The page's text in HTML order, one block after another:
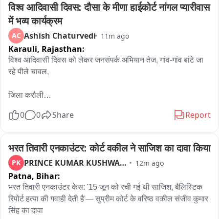
विश्व आदिवासी दिवस: दौसा के मीणा हाईकोर्ट नांगल प्यारीवास
में भव्य कार्यक्रम
AC Ashish Chaturvedi 11m ago
Karauli, Rajasthan:
विश्व आदिवासी दिवस को लेकर जनसंपर्क अभियान तेज, गांव-गांव बांटे जा
रहे पीले चावल,
जिला करौली
पर हैं। भाजपा नेता प्रताप पाकड़ के नेतृत्व में युवा कार्यकर्ता गांव-गांव
पहुंचकर लोगों को कार्यक्रम में शामिल होने का निमंत्रण दे रहे हैं। आगामी 9
अगस्त को दौसा जिले के मीणा हाईकोर्ट नांगल प्यारीवास में आयोजित होने
वाले समारोह को लेकर व्यापक जनसंपर्क अभियान चलाया जा रहा है।
सपोटरा क्षेत्र के विभिन्न गांवों में विश्व आदिवासी दिवस को लेकर उत्साह का
माहौल देखने को मिल रहा है। भाजपा नेता प्रताप पाकड़ के नेतृत्व में युवाओं
0 0 Share Report
भरत तिवारी एनकाउंटर: कोर्ट वकील ने साजिश का दावा किया
PK PRINCE KUMAR KUSHWAHA 12m ago
Patna, Bihar:
भरत तिवारी एनकाउंटर केस: '15 जून को रची गई थी साजिश, बैलिस्टिक
रिपोर्ट हत्या की गवाही देती है'— सुप्रीम कोर्ट के वरिष्ठ वकील संजीव कुमार
सिंह का दावा